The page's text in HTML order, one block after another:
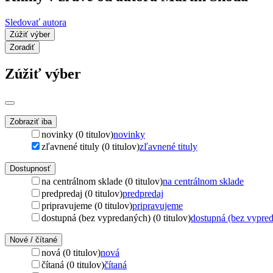
Sledovať autora
Zúžiť výber
Zoradiť
Zúžiť výber
Zobraziť iba
novinky (0 titulov)novinky
zľavnené tituly (0 titulov)zľavnené tituly
Dostupnosť
na centrálnom sklade (0 titulov)na centrálnom sklade
predpredaj (0 titulov)predpredaj
pripravujeme (0 titulov)pripravujeme
dostupná (bez vypredaných) (0 titulov)dostupná (bez
Nové / čítané
nová (0 titulov)nová
čítaná (0 titulov)čítaná